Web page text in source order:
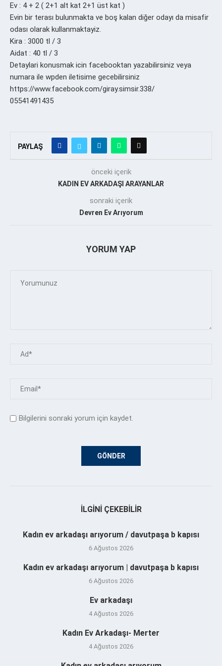
Ev : 4 + 2 ( 2+1 alt kat 2+1 üst kat )
Evin bir terası bulunmakta ve boş kalan diğer odayı da misafir
odası olarak kullanmaktayiz.
Kira : 3000 tl / 3
Aidat : 40 tl / 3
Detaylari konusmak icin facebooktan yazabilirsiniz veya
numara ile wpden iletisime gecebilirsiniz
https://www.facebook.com/giray.simsir.338/
05541491435
PAYLAŞ
önceki içerik
KADIN EV ARKADAŞI ARAYANLAR
sonraki içerik
Devren Ev Arıyorum
YORUM YAP
Bilgilerini sonraki yorum için kaydet.
İLGINI ÇEKEBILIR
Kadın ev arkadaşı arıyorum / davutpaşa b kapısı
6 Ağustos 2026
Kadın ev arkadaşı arıyorum | davutpaşa b kapısı
6 Ağustos 2026
Ev arkadaşı
4 Ağustos 2026
Kadın Ev Arkadaşı- Merter
4 Ağustos 2026